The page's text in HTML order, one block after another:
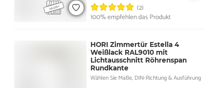
(2)
100% empfehlen das Produkt
HORI Zimmertür Estella 4
Weißlack RAL9010 mit
Lichtausschnitt Röhrenspan
Rundkante
Wählen Sie Maße, DIN-Richtung & Ausführung